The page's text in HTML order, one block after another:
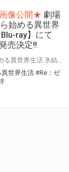
像公開★ 劇場
始める異世界
ray】にて
売決定!!
世界生活#Re：ゼ